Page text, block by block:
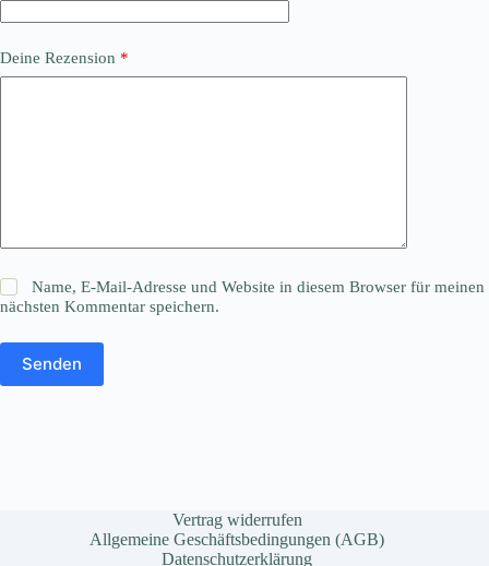
Deine Rezension *
Name, E-Mail-Adresse und Website in diesem Browser für meinen
nächsten Kommentar speichern.
Senden
Vertrag widerrufen
Allgemeine Geschäftsbedingungen (AGB)
Datenschutzerklärung